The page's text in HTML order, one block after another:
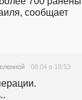
сообщает
08.04 в 18:53